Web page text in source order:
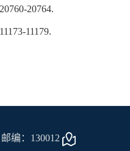
20764.
11179.
编：130012